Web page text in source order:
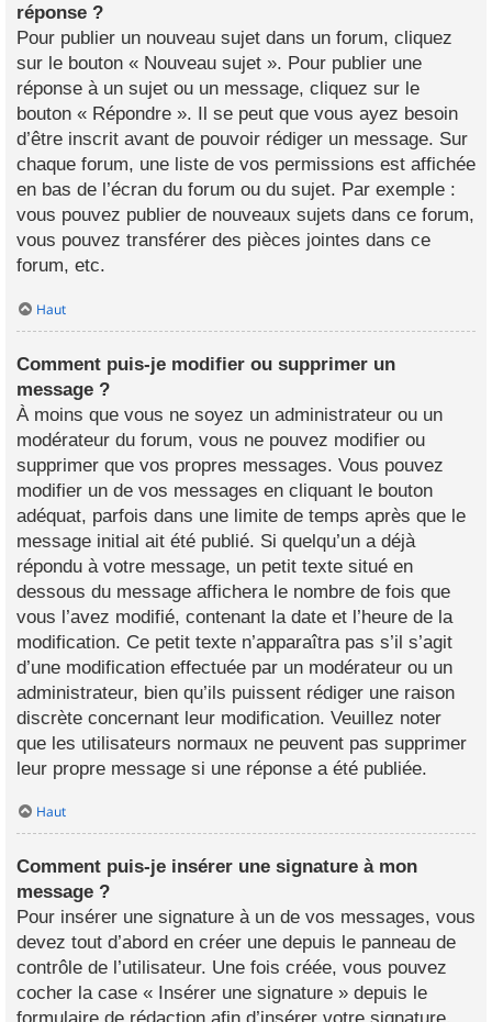
réponse ?
Pour publier un nouveau sujet dans un forum, cliquez
sur le bouton « Nouveau sujet ». Pour publier une
réponse à un sujet ou un message, cliquez sur le
bouton « Répondre ». Il se peut que vous ayez besoin
d’être inscrit avant de pouvoir rédiger un message. Sur
chaque forum, une liste de vos permissions est affichée
en bas de l’écran du forum ou du sujet. Par exemple :
vous pouvez publier de nouveaux sujets dans ce forum,
vous pouvez transférer des pièces jointes dans ce
forum, etc.
Haut
Comment puis-je modifier ou supprimer un
message ?
À moins que vous ne soyez un administrateur ou un
modérateur du forum, vous ne pouvez modifier ou
supprimer que vos propres messages. Vous pouvez
modifier un de vos messages en cliquant le bouton
adéquat, parfois dans une limite de temps après que le
message initial ait été publié. Si quelqu’un a déjà
répondu à votre message, un petit texte situé en
dessous du message affichera le nombre de fois que
vous l’avez modifié, contenant la date et l’heure de la
modification. Ce petit texte n’apparaîtra pas s’il s’agit
d’une modification effectuée par un modérateur ou un
administrateur, bien qu’ils puissent rédiger une raison
discrète concernant leur modification. Veuillez noter
que les utilisateurs normaux ne peuvent pas supprimer
leur propre message si une réponse a été publiée.
Haut
Comment puis-je insérer une signature à mon
message ?
Pour insérer une signature à un de vos messages, vous
devez tout d’abord en créer une depuis le panneau de
contrôle de l’utilisateur. Une fois créée, vous pouvez
cocher la case « Insérer une signature » depuis le